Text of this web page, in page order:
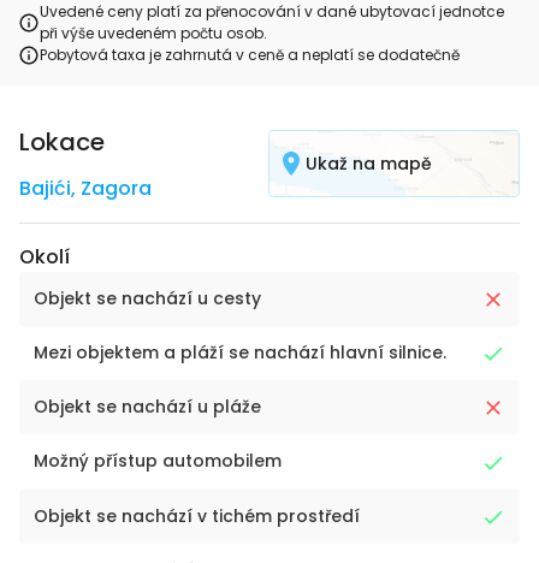
Uvedené ceny platí za přenocování v dané ubytovací jednotce
při výše uvedeném počtu osob.
Pobytová taxa je zahrnutá v ceně a neplatí se dodatečně
Lokace
Bajići, Zagora
Ukaž na mapě
Okolí
Objekt se nachází u cesty
Mezi objektem a pláží se nachází hlavní silnice.
Objekt se nachází u pláže
Možný přístup automobilem
Objekt se nachází v tichém prostředí